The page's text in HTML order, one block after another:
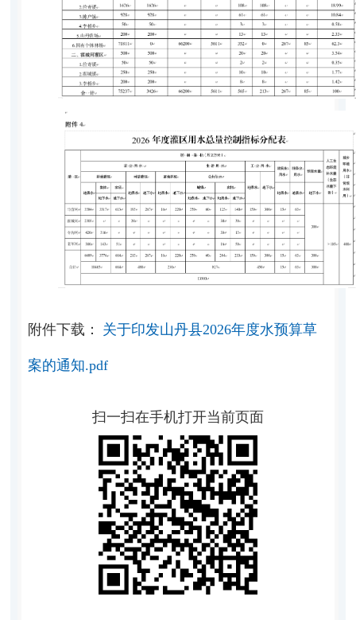
附件下载： 关于印发山丹县2026年度水预算草
案的通知.pdf
扫一扫在手机打开当前页面